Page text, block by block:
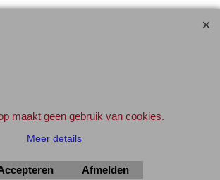
© 2004-2026
▲Top
maakt geen gebruik van cookies.
Meer details
Afmelden